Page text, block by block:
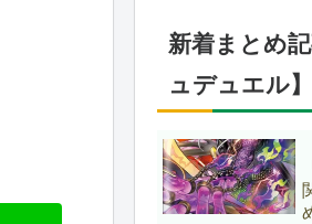
新着まとめ
ュデュエル】